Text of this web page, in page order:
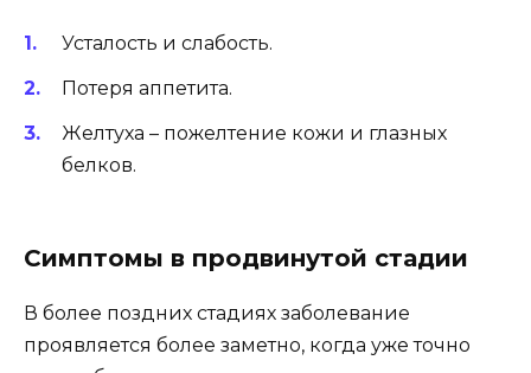
Усталость и слабость.
Потеря аппетита.
Желтуха – пожелтение кожи и глазных
белков.
Симптомы в продвинутой стадии
В более поздних стадиях заболевание
проявляется более заметно, когда уже точно